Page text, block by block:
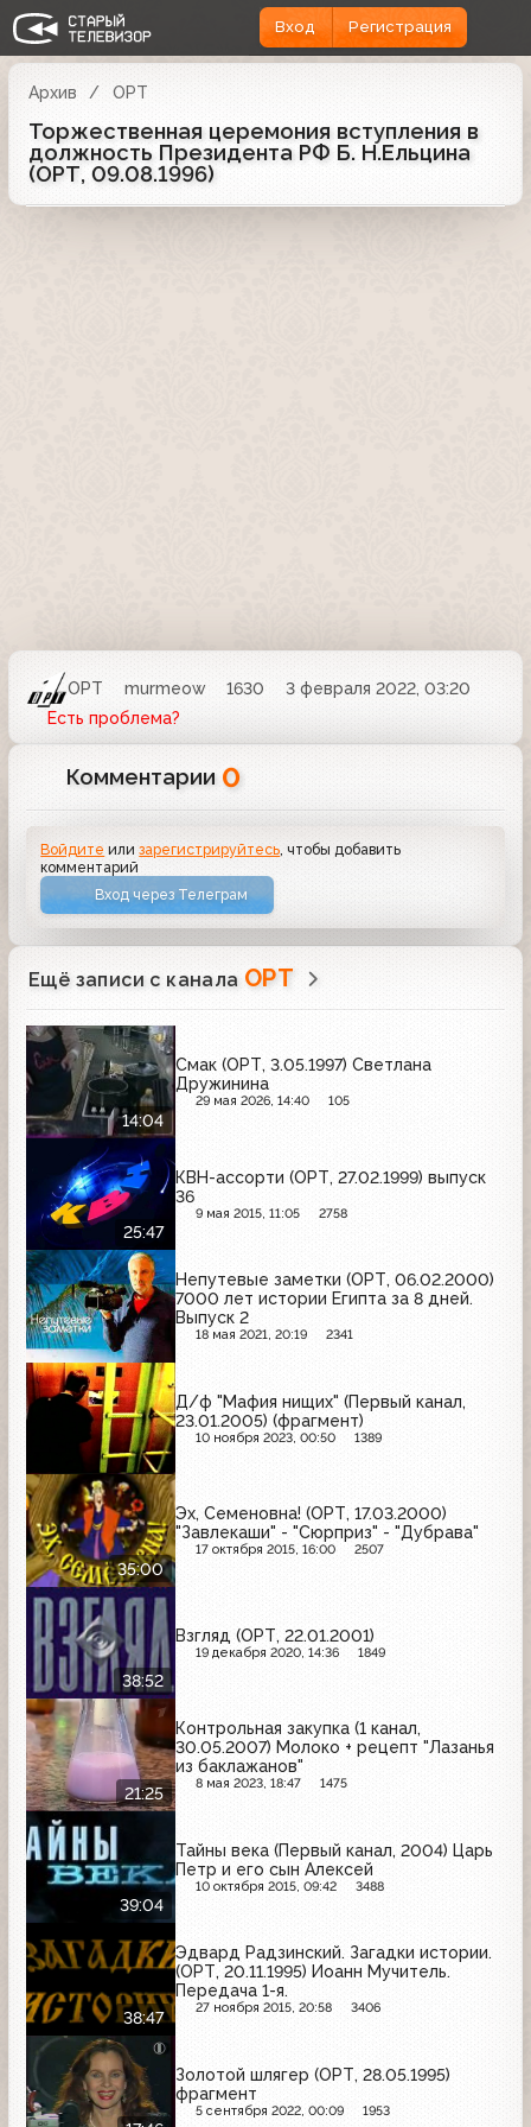
Вход Регистрация
Архив ОРТ
Торжественная церемония вступления в
должность Президента РФ Б. Н.Ельцина
(ОРТ, 09.08.1996)
ОРТ murmeow 1630
3 февраля 2022, 03:20
Есть проблема?
Комментарии 0
Войдите илизарегистрируйтесь , чтобы добавить
комментарий
Вход через Телеграм
Ещё записи с канала ОРТ
14:04
Смак (ОРТ, 3.05.1997) Светлана
Дружинина
29 мая 2026, 14:40 105
25:47
КВН-ассорти (ОРТ, 27.02.1999) выпуск
36
9 мая 2015, 11:05 2758
Непутевые заметки (ОРТ, 06.02.2000)
7000 лет истории Египта за 8 дней.
Выпуск 2
18 мая 2021, 20:19 2341
Д/ф "Мафия нищих" (Первый канал,
23.01.2005) (фрагмент)
10 ноября 2023, 00:50 1389
35:00
Эх, Семеновна! (ОРТ, 17.03.2000)
"Завлекаши" - "Сюрприз" - "Дубрава"
17 октября 2015, 16:00 2507
38:52
Взгляд (ОРТ, 22.01.2001)
19 декабря 2020, 14:36 1849
21:25
Контрольная закупка (1 канал,
30.05.2007) Молоко + рецепт "Лазанья
из баклажанов"
8 мая 2023, 18:47 1475
39:04
Тайны века (Первый канал, 2004) Царь
Петр и его сын Алексей
10 октября 2015, 09:42 3488
38:47
Эдвард Радзинский. Загадки истории.
(ОРТ, 20.11.1995) Иоанн Мучитель.
Передача 1-я.
27 ноября 2015, 20:58 3406
Золотой шлягер (ОРТ, 28.05.1995)
фрагмент
5 сентября 2022, 00:09 1953